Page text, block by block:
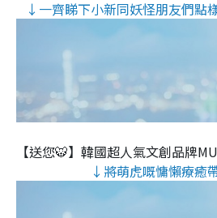
↓一齊睇下小新同妖怪朋友們點
【送您🐯】韓國超人氣文創品牌
↓將萌虎嘅慵懶療癒